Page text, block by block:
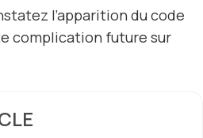
l’apparition du code
complication future sur